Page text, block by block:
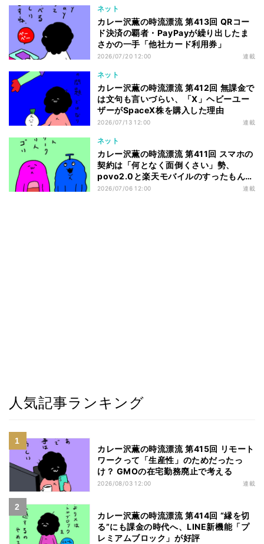
ネット
カレー沢薫の時流漂流 第413回 QRコー
ド決済の覇者・PayPayが繰り出したま
さかの一手「他社カード利用券」
2026/07/20 12:00 連載
ネット
カレー沢薫の時流漂流 第412回 無課金で
は文句も言いづらい、「X」ヘビーユー
ザーがSpaceX株を購入した理由
2026/07/13 12:00 連載
ネット
カレー沢薫の時流漂流 第411回 スマホの
契約は「何となく面倒くさい」勢、
povo2.0と楽天モバイルのすったもんだ
を眺める
2026/07/06 12:00 連載
人気記事ランキング
カレー沢薫の時流漂流 第415回 リモート
ワークって「生産性」のためだったっ
け？ GMOの在宅勤務廃止で考える
2026/08/03 12:00 連載
カレー沢薫の時流漂流 第414回 “縁を切
る”にも課金の時代へ、LINE新機能「プ
レミアムブロック」が好評